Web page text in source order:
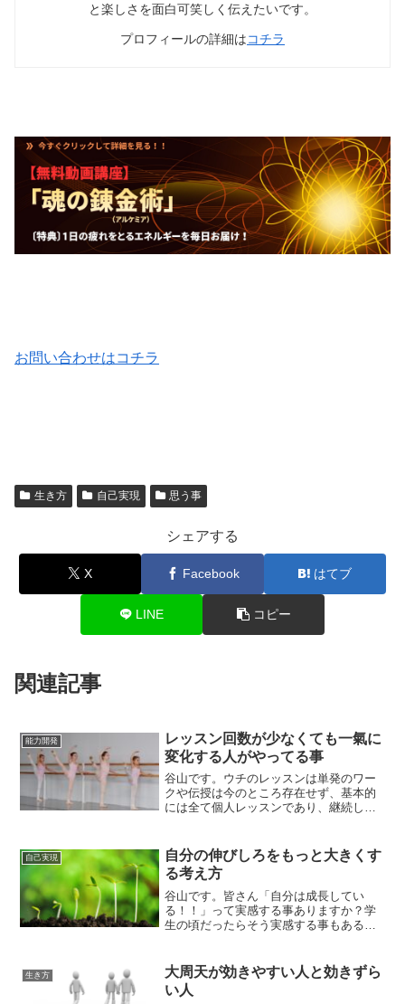
と楽しさを面白可笑しく伝えたいです。
プロフィールの詳細はコチラ
お問い合わせはコチラ
生き方 自己実現 思う事
シェアする
X Facebook はてブ
LINE コピー
関連記事
能力開発
レッスン回数が少なくても一氣に
変化する人がやってる事
谷山です。ウチのレッスンは単発のワー
クや伝授は今のところ存在せず、基本的
には全て個人レッスンであり、継続して
が）一か月におけるレッスンの受講回数
は生徒さんにお任せしてい...
自己実現
自分の伸びしろをもっと大きくす
る考え方
谷山です。皆さん「自分は成長してい
る！！」って実感する事ありますか？学
生の頃だったらそう実感する事もあるか
～僕は会社員の頃から色々な部下、そし
て今は生徒さんと接してきて...
生き方
大周天が効きやすい人と効きずら
い人